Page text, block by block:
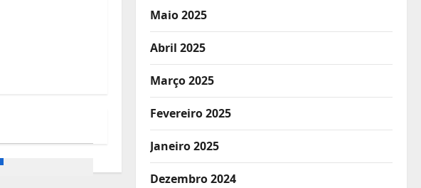
Maio 2025
Abril 2025
Março 2025
Fevereiro 2025
Janeiro 2025
Dezembro 2024